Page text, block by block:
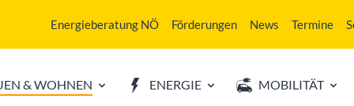
Energieberatung NÖ Förderungen News Termine
& WOHNEN ENERGIE MOBILITÄT